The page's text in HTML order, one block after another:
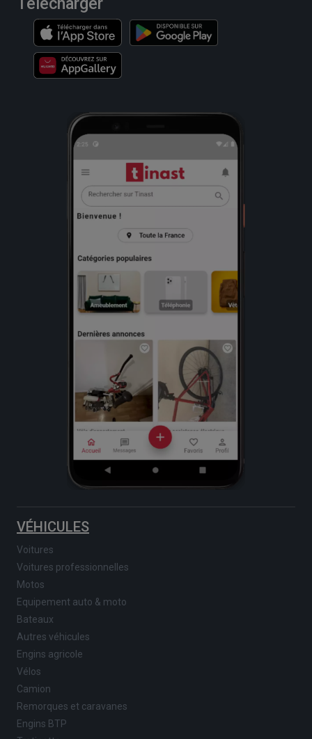
VÉHICULES
Voitures
Voitures professionnelles
Motos
Equipement auto & moto
Bateaux
Autres véhicules
Engins agricole
Vélos
Camion
Remorques et caravanes
Engins BTP